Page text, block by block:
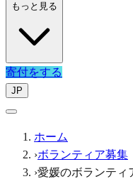
もっと見る
寄付をする
JP
ホーム
›ボランティア募集
›愛媛のボランティ